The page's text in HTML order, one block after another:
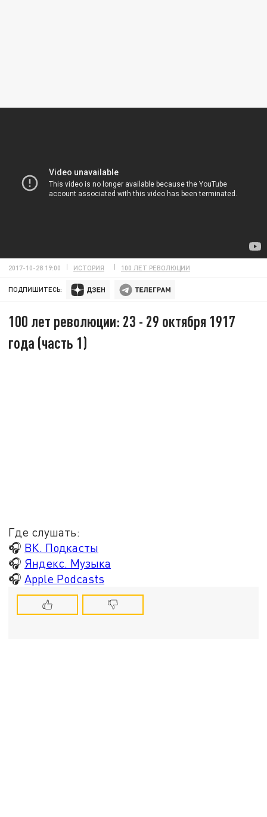
2017-10-28 19:00 ИСТОРИЯ 100 ЛЕТ РЕВОЛЮЦИИ
ПОДПИШИТЕСЬ:
100 лет революции: 23 - 29 октября 1917
года (часть 1)
Где слушать:
🎧 ВК. Подкасты
🎧 Яндекс. Музыка
🎧Apple Podcasts